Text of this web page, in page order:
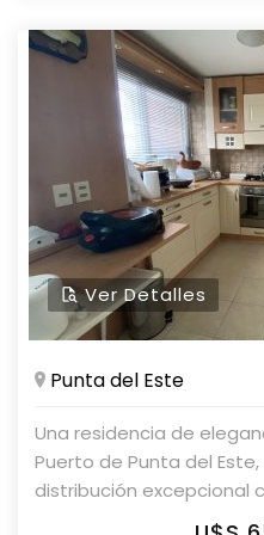
cuenta con amenities
TV, sala de masajes,
hidromasaje, sala de
cancha de tennis,
juegos, garage, cancha
mucamas, servicio de
Parolin&Asociados
nuestros asesores y
Ver Detalles
Punta del Este
Una residencia de
Puerto de Punta del
distribución excepcional
servicio. Con 4